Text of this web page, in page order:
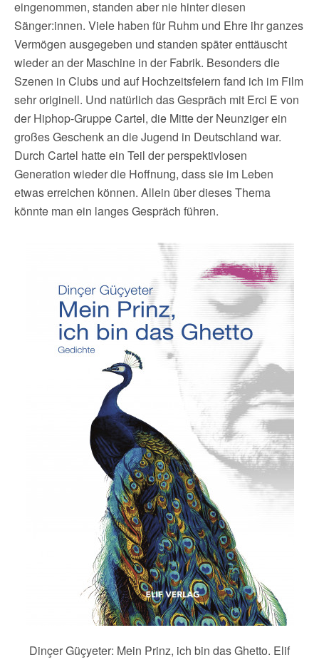
eingenommen, standen aber nie hinter diesen
Sänger:innen. Viele haben für Ruhm und Ehre ihr ganzes
Vermögen ausgegeben und standen später enttäuscht
wieder an der Maschine in der Fabrik. Besonders die
Szenen in Clubs und auf Hochzeitsfeiern fand ich im Film
sehr originell. Und natürlich das Gespräch mit Erci E von
der Hiphop-Gruppe Cartel, die Mitte der Neunziger ein
großes Geschenk an die Jugend in Deutschland war.
Durch Cartel hatte ein Teil der perspektivlosen
Generation wieder die Hoffnung, dass sie im Leben
etwas erreichen können. Allein über dieses Thema
könnte man ein langes Gespräch führen.
Dinçer Güçyeter: Mein Prinz, ich bin das Ghetto. Elif